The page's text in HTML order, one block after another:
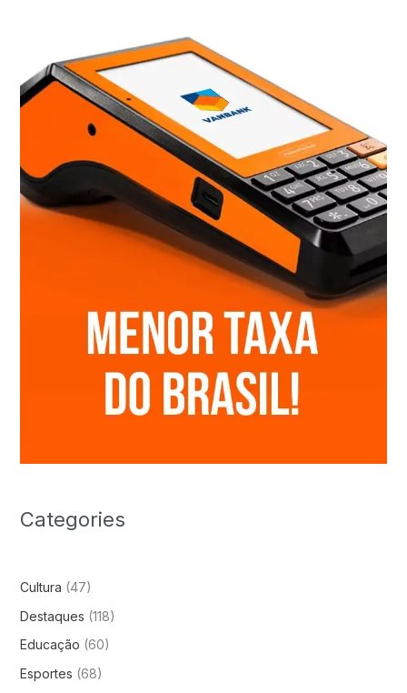
Categories
Cultura (47)
Destaques (118)
Educação (60)
Esportes (68)